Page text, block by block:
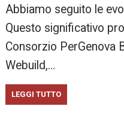
Abbiamo seguito le
Questo significativo
Consorzio PerGenova
Webuild,…
LEGGI TUTTO